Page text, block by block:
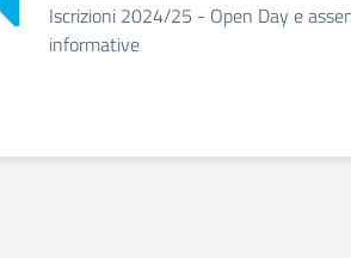
Iscrizioni 2024/25 - Open Day e
informative